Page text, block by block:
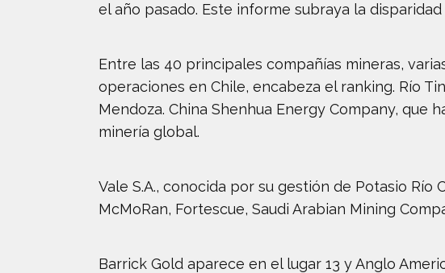
el año pasado. Este informe subraya la
Entre las 40 principales compañías mineras,
operaciones en Chile, encabeza el ranking. Río
Mendoza. China Shenhua Energy Company,
minería global.
Vale S.A., conocida por su gestión de Potasio
McMoRan, Fortescue, Saudi Arabian Mining
Barrick Gold aparece en el lugar 13 y Anglo